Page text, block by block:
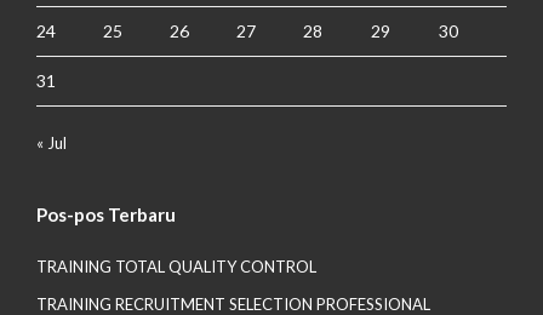
24 25 26 27 28 29 30
31
« Jul
Pos-pos Terbaru
TRAINING TOTAL QUALITY CONTROL
TRAINING RECRUITMENT SELECTION PROFESSIONAL